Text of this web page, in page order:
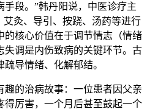
段。”韩丹阳说，中医诊疗主
灸、导引、按跷、汤药等进行
的核心价值在于调节情志（情绪
失调是内伤致病的关键环节。古
导情绪、化解郁结。
趣的治病故事：一位患者因父亲
得厉害，一个月后甚至鼓起一个